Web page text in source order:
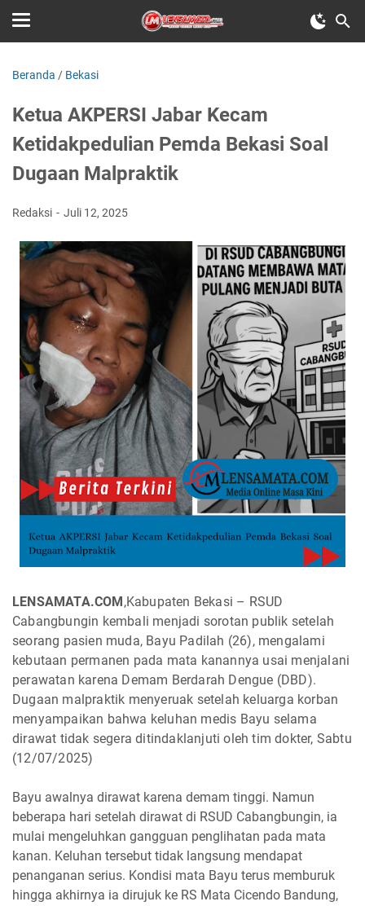
Beranda / Bekasi
Ketua AKPERSI Jabar Kecam
Ketidakpedulian Pemda Bekasi Soal
Dugaan Malpraktik
Redaksi Juli 12, 2025
LENSAMATA.COM,Kabupaten Bekasi – RSUD
Cabangbungin kembali menjadi sorotan publik setelah
seorang pasien muda, Bayu Padilah (26), mengalami
kebutaan permanen pada mata kanannya usai menjalani
perawatan karena Demam Berdarah Dengue (DBD).
Dugaan malpraktik menyeruak setelah keluarga korban
menyampaikan bahwa keluhan medis Bayu selama
dirawat tidak segera ditindaklanjuti oleh tim dokter, Sabtu
(12/07/2025)
Bayu awalnya dirawat karena demam tinggi. Namun
beberapa hari setelah dirawat di RSUD Cabangbungin, ia
mulai mengeluhkan gangguan penglihatan pada mata
kanan. Keluhan tersebut tidak langsung mendapat
penanganan serius. Kondisi mata Bayu terus memburuk
hingga akhirnya ia dirujuk ke RS Mata Cicendo Bandung,